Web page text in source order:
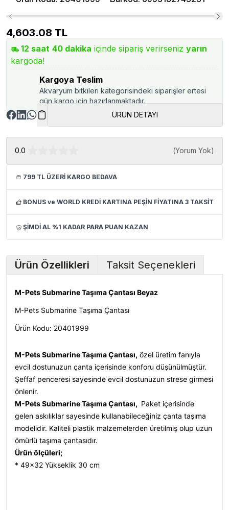
4,603.08 TL
12 saat 40 dakika içinde sipariş verirseniz yarın
kargoda!
Kargoya Teslim
Akvaryum bitkileri kategorisindeki siparişler ertesi
gün kargo için hazırlanmaktadır.
ÜRÜN DETAYI
0.0 (Yorum Yok)
799 TL ÜZERİ KARGO BEDAVA
BONUS ve WORLD KREDİ KARTINA PEŞİN FİYATINA 3 TAKSİT
ŞİMDİ AL %1 KADAR PARA PUAN KAZAN
Ürün Özellikleri Taksit Seçenekleri
M-Pets Submarine Taşıma Çantası Beyaz
M-Pets Submarine Taşıma Çantası
Ürün Kodu: 20401999
M-Pets Submarine Taşıma Çantası, özel üretim fanıyla
evcil dostunuzun çanta içerisinde konforu düşünülmüştür.
Şeffaf penceresi sayesinde evcil dostunuzun strese girmesi
önlenir.
M-Pets Submarine Taşıma Çantası, Paket içerisinde
gelen askılıklar sayesinde kullanabileceğiniz çanta taşıma
modelidir. Kaliteli plastik malzemelerden üretilmiş olup uzun
ömürlü taşıma çantasıdır.
Ürün ölçüleri;
* 49x32 Yükseklik 30 cm